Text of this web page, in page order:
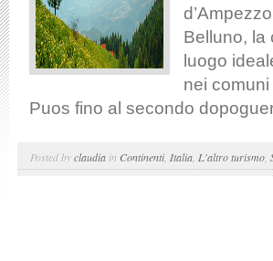
Belluno, la
luogo
nei
Puos fino al secondo
Posted byclaudia in Continenti, Italia L'altro turismo